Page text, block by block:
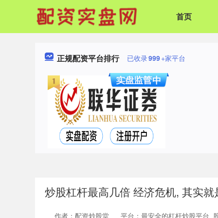
首页
正规配资平台排行 已收录999+家平台
炒股杠杆最高几倍 经济危机, 其实
作者：配资炒股堂 平台：最安全的杠杆炒股平台_